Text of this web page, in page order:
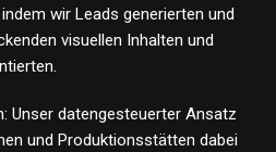
wir Leads generierten und
visuellen Inhalten und
Unser datengesteuerter Ansatz
und Produktionsstätten dabei